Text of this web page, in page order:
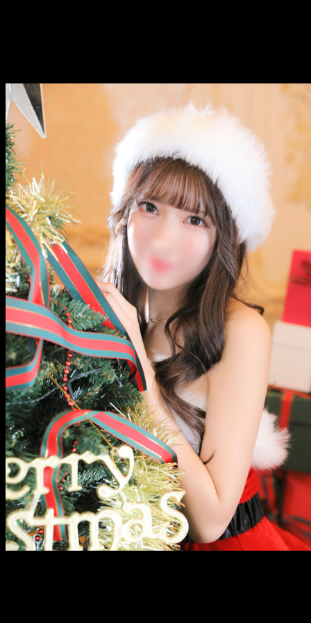
メ
イ
ン
コ
ン
テ
ン
ツ
へ
移
動